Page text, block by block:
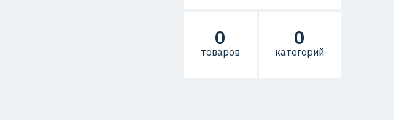
0
товаров
0
категорий